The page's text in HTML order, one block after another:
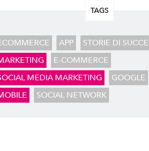
TAGS
APP
STORIE DI
E-COMMERCE
MEDIA MARKETING
GOOGLE
SOCIAL NETWORK